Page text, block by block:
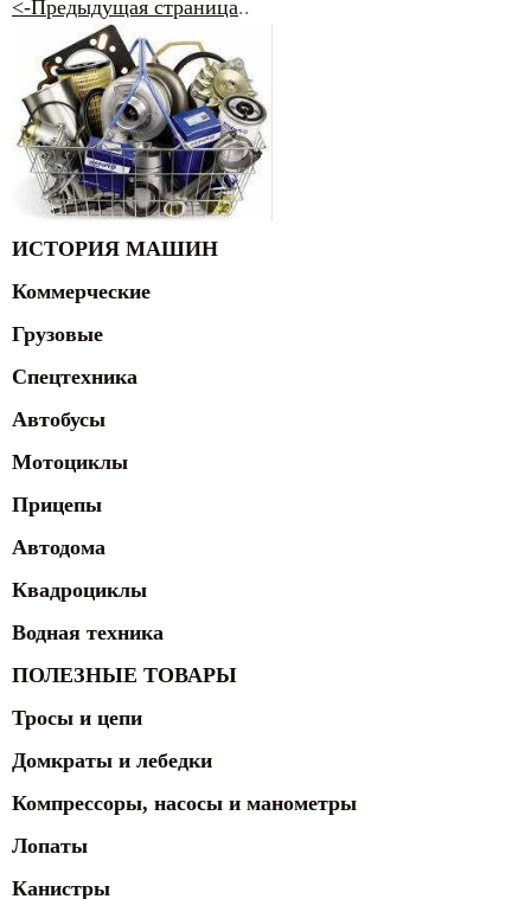
<-Предыдущая страница..
ИСТОРИЯ МАШИН
Коммерческие
Грузовые
Спецтехника
Автобусы
Мотоциклы
Прицепы
Автодома
Квадроциклы
Водная техника
ПОЛЕЗНЫЕ ТОВАРЫ
Тросы и цепи
Домкраты и лебедки
Компрессоры, насосы и манометры
Лопаты
Канистры